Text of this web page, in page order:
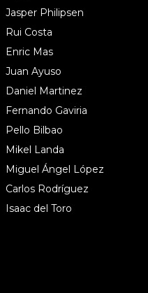
Jasper Philipsen
Rui Costa
Enric Mas
Juan Ayuso
Daniel Martinez
Fernando Gaviria
Pello Bilbao
Mikel Landa
Miguel Ángel López
Carlos Rodríguez
Isaac del Toro